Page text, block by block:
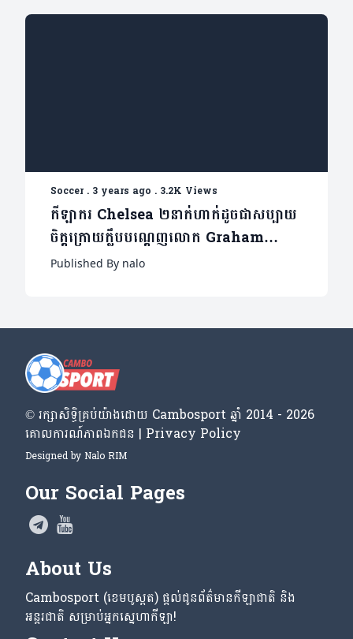
Soccer. 3 years ago . 3.2K Views
កីឡាករ Chelsea ២នាក់ហាក់ដូចជាសប្បាយ
ចិត្តក្រោយក្លឹបបណ្តេញលោក ​​Graham
Potter
Published By nalo
© រក្សា​សិទ្ធិ​គ្រប់​យ៉ាង​ដោយ​ Cambosport ឆ្នាំ 2014 - 2026
គោលការណ៍​ភាព​ឯកជន | Privacy Policy
Designed by Nalo RIM
Our Social Pages
About Us
Cambosport (ខេមបូស្ពត) ផ្តល់ជូនព័ត៌មានកីឡាជាតិ និង
អន្តរជាតិ សម្រាប់អ្នកស្នេហាកីឡា!